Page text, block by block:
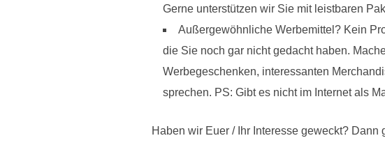
Gerne unterstützen wir Sie mit leistbaren
Außergewöhnliche Werbemittel? Kein
die Sie noch gar nicht gedacht haben.
Werbegeschenken, interessanten
sprechen. PS: Gibt es nicht im Internet als
Haben wir Euer / Ihr Interesse geweckt? Dann